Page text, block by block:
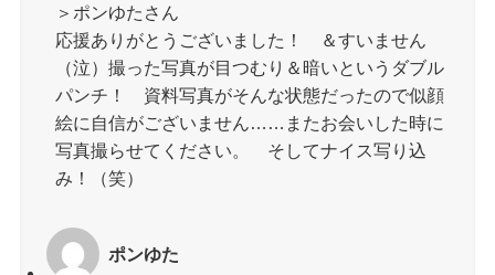
＞ポンゆたさん
応援ありがとうございました！ ＆すいません
（泣）撮った写真が目つむり＆暗いというダブル
パンチ！ 資料写真がそんな状態だったので似顔
絵に自信がございません……またお会いした時に
写真撮らせてください。 そしてナイス写り込
み！（笑）
ポンゆた